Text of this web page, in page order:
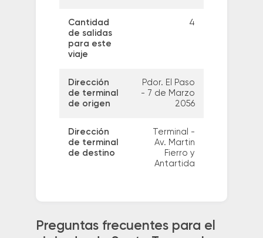
Cantidad
de salidas
para este
viaje
4
Dirección
de terminal
de origen
Pdor. El Paso
- 7 de Marzo
2056
Dirección
de terminal
de destino
Terminal -
Av. Martin
Fierro y
Antartida
Preguntas frecuentes para el